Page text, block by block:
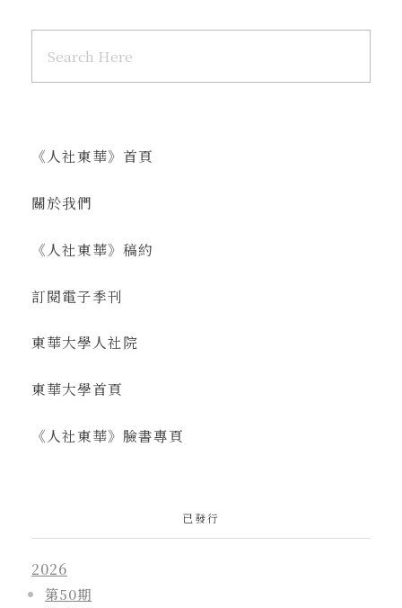
《人社東華》首頁
關於我們
《人社東華》稿約
訂閱電子季刊
東華大學人社院
東華大學首頁
《人社東華》臉書專頁
已發行
2026
第50期